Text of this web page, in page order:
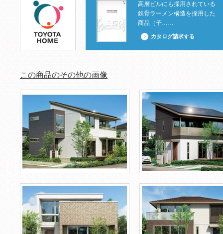
高層ビルにも採用されている
鉄骨ラーメン構造を採用した
商品（子……
カタログ請求する
この商品のその他の画像